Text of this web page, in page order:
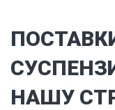
НАШУ